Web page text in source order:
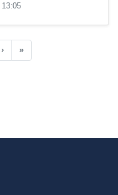
13:05
› »